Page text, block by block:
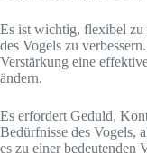
Es ist wichtig, flexibel zu
des Vogels zu
Verstärkung eine
ändern.
Es erfordert Geduld,
Bedürfnisse des Vogels,
es zu einer bedeutenden